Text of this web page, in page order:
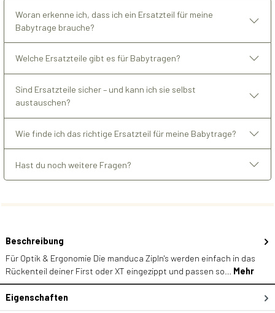
Woran erkenne ich, dass ich ein Ersatzteil für meine
Babytrage brauche?
Welche Ersatzteile gibt es für Babytragen?
Sind Ersatzteile sicher – und kann ich sie selbst
austauschen?
Wie finde ich das richtige Ersatzteil für meine Babytrage?
Hast du noch weitere Fragen?
Beschreibung
Für Optik & Ergonomie Die manduca ZipIn's werden einfach in das
Rückenteil deiner First oder XT eingezippt und passen so… Mehr
Eigenschaften